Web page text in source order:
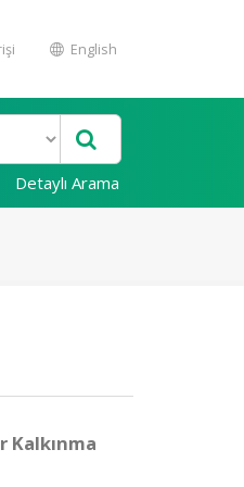
English
Detaylı Arama
Kalkınma